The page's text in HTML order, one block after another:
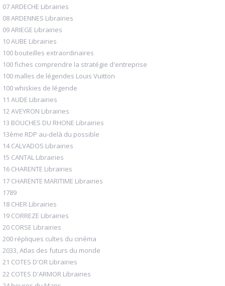
07 ARDECHE Librairies
08 ARDENNES Librairies
09 ARIEGE Librairies
10 AUBE Librairies
100 bouteilles extraordinaires
100 fiches comprendre la stratégie d'entreprise
100 malles de légendes Louis Vuitton
100 whiskies de légende
11 AUDE Librairies
12 AVEYRON Librairies
13 BOUCHES DU RHONE Librairies
13ème RDP au-delà du possible
14 CALVADOS Librairies
15 CANTAL Librairies
16 CHARENTE Librairies
17 CHARENTE MARITIME Librairies
1789
18 CHER Librairies
19 CORREZE Librairies
20 CORSE Librairies
200 répliques cultes du cinéma
2033, Atlas des futurs du monde
21 COTES D'OR Librairies
22 COTES D'ARMOR Librairies